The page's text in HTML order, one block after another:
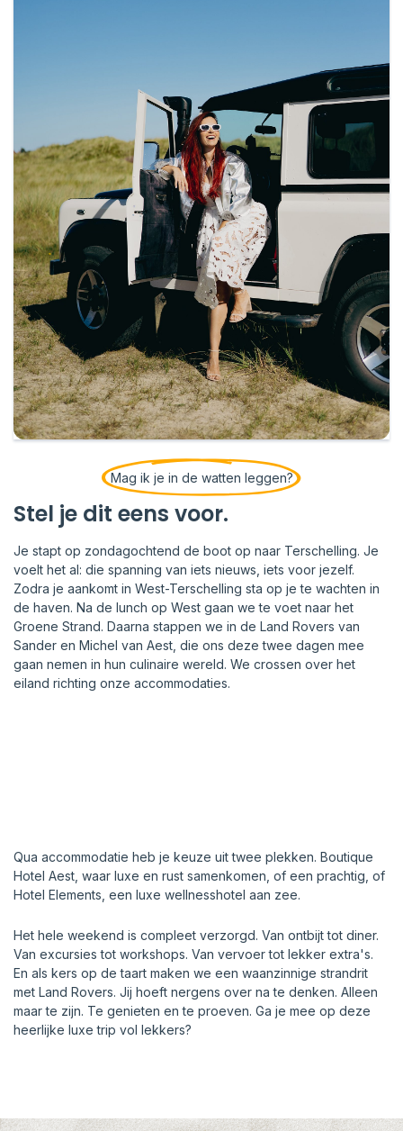
Mag ik je in de watten leggen?
Stel je dit eens voor.
Je stapt op zondagochtend de boot op naar Terschelling. Je
voelt het al: die spanning van iets nieuws, iets voor jezelf.
Zodra je aankomt in West-Terschelling sta op je te wachten in
de haven. Na de lunch op West gaan we te voet naar het
Groene Strand. Daarna stappen we in de Land Rovers van
Sander en Michel van Aest, die ons deze twee dagen mee
gaan nemen in hun culinaire wereld. We crossen over het
eiland richting onze accommodaties.
Qua accommodatie heb je keuze uit twee plekken. Boutique
Hotel Aest, waar luxe en rust samenkomen, of een prachtig, of
Hotel Elements, een luxe wellnesshotel aan zee.
Het hele weekend is compleet verzorgd. Van ontbijt tot diner.
Van excursies tot workshops. Van vervoer tot lekker extra's.
En als kers op de taart maken we een waanzinnige strandrit
met Land Rovers. Jij hoeft nergens over na te denken. Alleen
maar te zijn. Te genieten en te proeven. Ga je mee op deze
heerlijke luxe trip vol lekkers?